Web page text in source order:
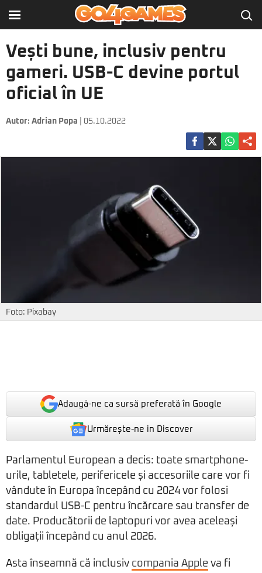
Vești bune, inclusiv pentru
gameri. USB-C devine portul
oficial în UE
Autor: Adrian Popa | 05.10.2022
Foto: Pixabay
Adaugă-ne ca sursă preferată în Google
Urmărește-ne in Discover
Parlamentul European a decis: toate smartphone-
urile, tabletele, perifericele și accesoriile care vor fi
vândute în Europa începând cu 2024 vor folosi
standardul USB-C pentru încărcare sau transfer de
date. Producătorii de laptopuri vor avea aceleași
obligații începând cu anul 2026.
Asta înseamnă că inclusiv compania Apple va fi